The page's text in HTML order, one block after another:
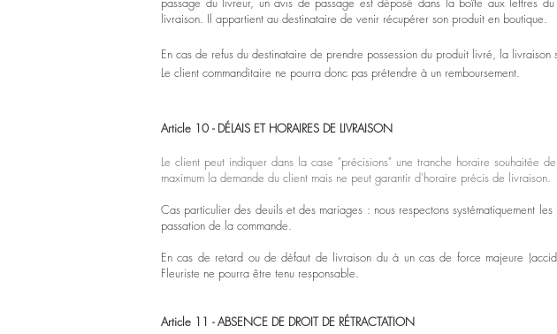
livraison. Il appartient au destinataire de venir récupérer son produit en boutique.
En cas de refus du destinataire de prendre possession du produit livré, la
Le client commanditaire ne pourra donc pas prétendre à un remboursement.
Article 10 - DÉLAIS ET HORAIRES DE LIVRAISON
Le client peut indiquer dans la case "précisions" une tranche horaire souhaitée
maximum la demande du client mais ne peut garantir d'horaire précis de livraison.
Cas particulier des deuils et des mariages : nous respectons systématiquement
passation de la commande.
En cas de retard ou de défaut de livraison du à un cas de force majeure
Fleuriste ne pourra être tenu responsable.
Article 11 - ABSENCE DE DROIT DE RÉTRACTATION